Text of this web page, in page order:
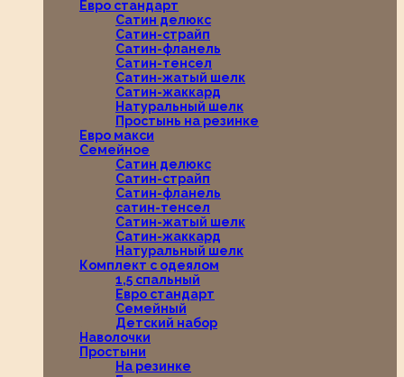
Евро стандарт
Сатин делюкс
Сатин-страйп
Сатин-фланель
Сатин-тенсел
Сатин-жатый шелк
Сатин-жаккард
Натуральный шелк
Простынь на резинке
Евро макси
Семейное
Сатин делюкс
Сатин-страйп
Сатин-фланель
сатин-тенсел
Сатин-жатый шелк
Сатин-жаккард
Натуральный шелк
Комплект с одеялом
1,5 спальный
Евро стандарт
Семейный
Детский набор
Наволочки
Простыни
На резинке